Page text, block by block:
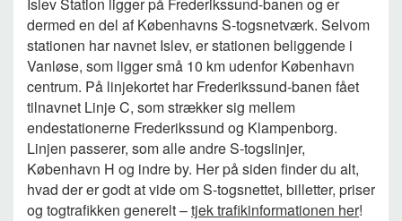
dermed en del af Københavns S-togsnetværk. Selvom
stationen har navnet Islev, er stationen beliggende i
Vanløse, som ligger små 10 km udenfor København
centrum. På linjekortet har Frederikssund-banen fået
tilnavnet Linje C, som strækker sig mellem
endestationerne Frederikssund og Klampenborg.
Linjen passerer, som alle andre S-togslinjer,
København H og indre by. Her på siden finder du alt,
hvad der er godt at vide om S-togsnettet, billetter, priser
og togtrafikken generelt –tjek trafikinformationen her!